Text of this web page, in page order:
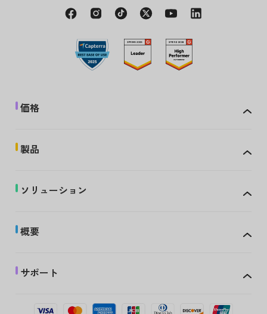
価格
製品
ソリューション
概要
サポート